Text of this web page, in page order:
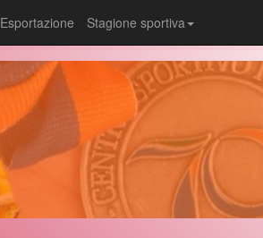
Esportazione Stagione sportiva